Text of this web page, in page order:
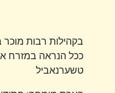
בקהילות רבות מוכר
ככל הנראה במזרח
טשערנאביל